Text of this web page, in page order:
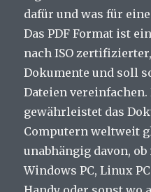
dafür und was für
Das PDF Format ist
nach ISO
Dokumente und soll
Dateien vereinfachen.
gewährleistet das
Computern weltweit
unabhängig davon,
Windows PC, Linux